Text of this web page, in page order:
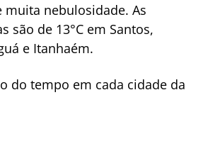
nebulosidade. As
são de 13°C em Santos,
e Itanhaém.
do tempo em cada cidade da